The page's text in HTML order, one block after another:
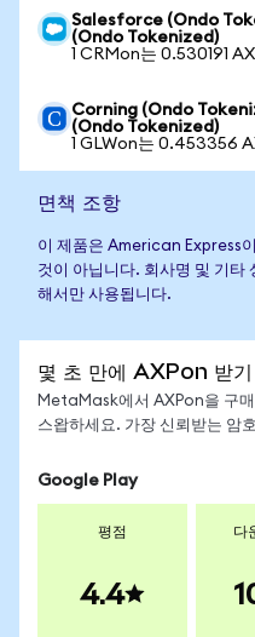
Salesforce (Ondo
(Ondo Tokenized)
1 CRMon는 0.530191
Corning (Ondo
(Ondo Tokenized)
1 GLWon는 0.453356
면책 조항
이 제품은 American Express
것이 아닙니다. 회사명 및 기타
해서만 사용됩니다.
몇 초 만에 AXPon 받기
MetaMask에서 AXPon을 구
스왑하세요. 가장 신뢰받는 암
Google Play
평점
4.4
다